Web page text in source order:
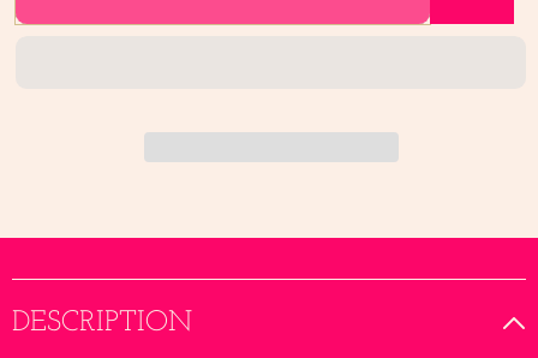
KUSSEN
KUSSEN
LIVING
DESCRIPTION